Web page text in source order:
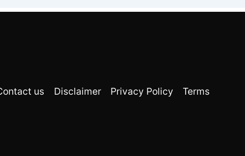
us Disclaimer Privacy Policy Terms